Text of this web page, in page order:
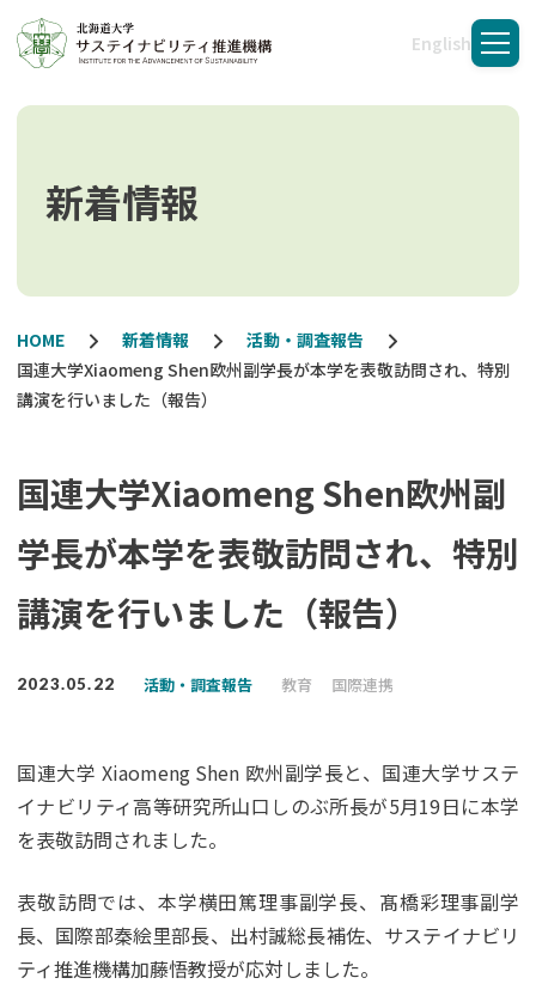
English
メニ
新着情報
HOME 新着情報
活動・調査報告
国連大学Xiaomeng Shen欧州副学長が本学を表敬訪問され、特別
講演を行いました（報告）
国連大学Xiaomeng Shen欧州副
学長が本学を表敬訪問され、特別
講演を行いました（報告）
2023.05.22 活動・調査報告 教育 国際連携
国連大学 Xiaomeng Shen 欧州副学長と、国連大学サステ
イナビリティ高等研究所山口しのぶ所長が5月19日に本学
を表敬訪問されました。
表敬訪問では、本学横田篤理事副学長、髙橋彩理事副学
長、国際部秦絵里部長、出村誠総長補佐、サステイナビリ
ティ推進機構加藤悟教授が応対しました。